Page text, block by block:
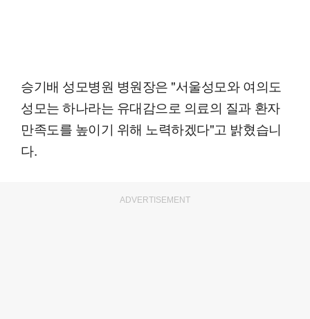
승기배 성모병원 병원장은 "서울성모와 여의도
성모는 하나라는 유대감으로 의료의 질과 환자
만족도를 높이기 위해 노력하겠다"고 밝혔습니
다.
ADVERTISEMENT